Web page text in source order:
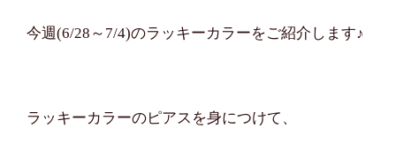
今週(6/28～7/4)のラッキーカラーをご紹介します♪
ラッキーカラーのピアスを身につけて、